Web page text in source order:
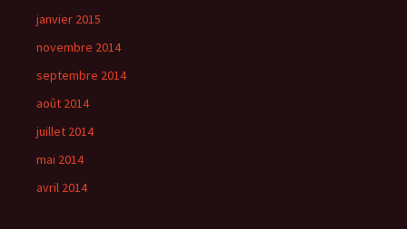
janvier 2015
novembre 2014
septembre 2014
août 2014
juillet 2014
mai 2014
avril 2014